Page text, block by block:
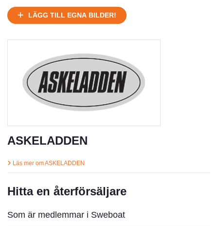
LÄGG TILL EGNA BILDER!
ASKELADDEN
Läs mer om ASKELADDEN
Hitta en återförsäljare
Som är medlemmar i Sweboat